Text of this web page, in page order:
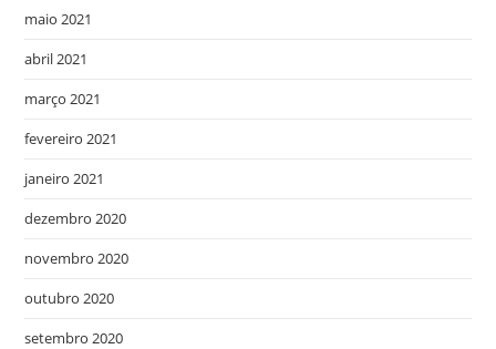
maio 2021
abril 2021
março 2021
fevereiro 2021
janeiro 2021
dezembro 2020
novembro 2020
outubro 2020
setembro 2020